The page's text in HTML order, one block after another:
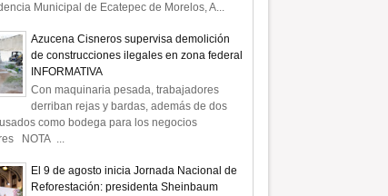
Municipal de Ecatepec de Morelos, A...
Azucena Cisneros supervisa demolición
de construcciones ilegales en zona federal
INFORMATIVA
Con maquinaria pesada, trabajadores
derriban rejas y bardas, además de dos
como bodega para los negocios
NOTA ...
El 9 de agosto inicia Jornada Nacional de
Reforestación: presidenta Sheinbaum